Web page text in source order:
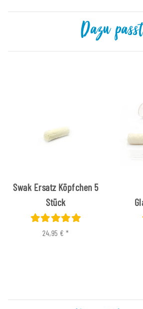
Dazu
Swak Ersatz Köpfchen 5
Stück
24,95 €*